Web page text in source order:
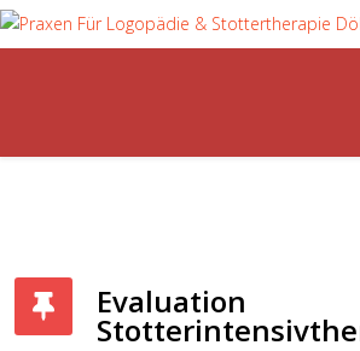
Evaluation